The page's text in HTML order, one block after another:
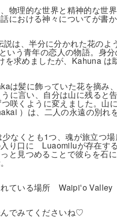
理的な世界と精神的な世
おける神々についてが書か
は、半分に分かれた花のよ
いう青年の恋人の物語。身
求めましたが、Kahuna は
は髪に飾っていた花を摘み
に言い、自分は山に残ると
咲くように変えました。山
）は、二人の永遠の別れ
なくとも1つ、魂が旅立つ
り口に Luaomiluが存在す
と見つめることで彼らを石
ている場所 Waipiʻo Valley
でみてくださいね♡